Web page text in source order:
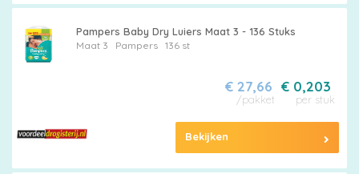
Pampers Baby Dry Luiers Maat 3 - 136 Stuks
Maat 3 Pampers 136 st
€ 0,203
per stuk
€ 27,66
/pakket
Bekijken